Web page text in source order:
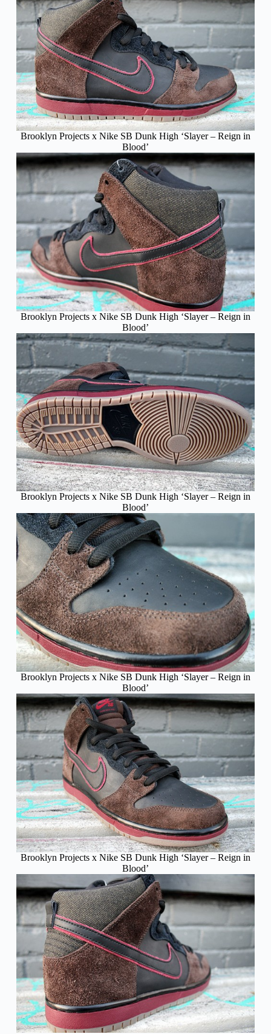
Brooklyn Projects x Nike SB Dunk High ‘Slayer – Reign in
Blood’
Brooklyn Projects x Nike SB Dunk High ‘Slayer – Reign in
Blood’
Brooklyn Projects x Nike SB Dunk High ‘Slayer – Reign in
Blood’
Brooklyn Projects x Nike SB Dunk High ‘Slayer – Reign in
Blood’
Brooklyn Projects x Nike SB Dunk High ‘Slayer – Reign in
Blood’